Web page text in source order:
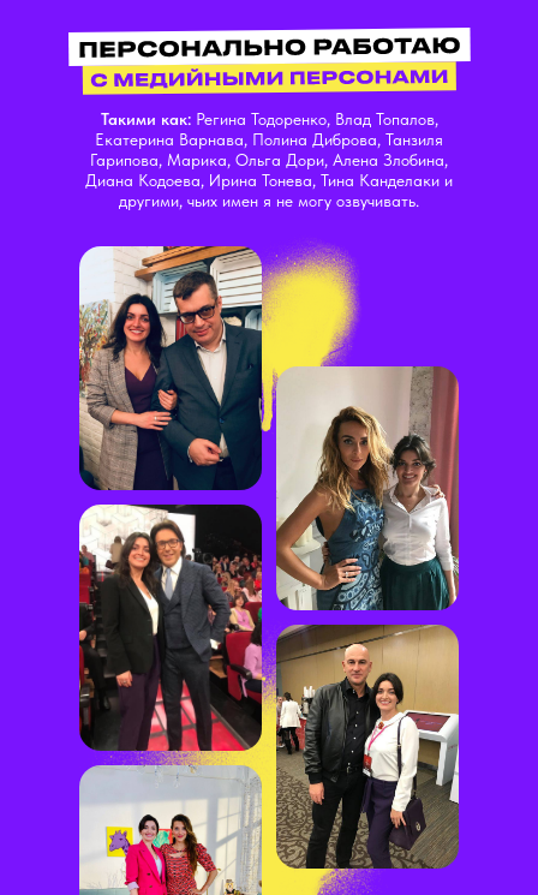
Такими как:Регина Тодоренко, Влад Топалов,
Екатерина Варнава, Полина Диброва, Танзиля
Гарипова, Марика, Ольга Дори, Алена Злобина,
Диана Кодоева, Ирина Тонева, Тина Канделаки и
другими, чьих имен я не могу озвучивать.